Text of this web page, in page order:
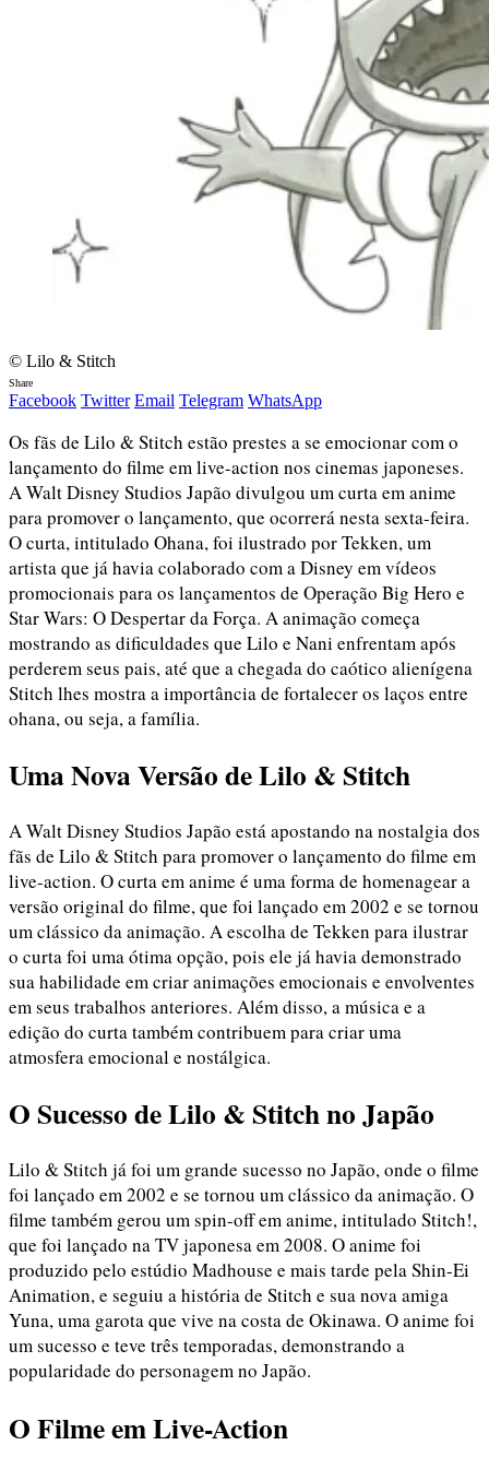
© Lilo & Stitch
Share
Facebook Twitter Email Telegram WhatsApp
Os fãs de Lilo & Stitch estão prestes a se emocionar com o
lançamento do filme em live-action nos cinemas japoneses.
A Walt Disney Studios Japão divulgou um curta em anime
para promover o lançamento, que ocorrerá nesta sexta-feira.
O curta, intitulado Ohana, foi ilustrado por Tekken, um
artista que já havia colaborado com a Disney em vídeos
promocionais para os lançamentos de Operação Big Hero e
Star Wars: O Despertar da Força. A animação começa
mostrando as dificuldades que Lilo e Nani enfrentam após
perderem seus pais, até que a chegada do caótico alienígena
Stitch lhes mostra a importância de fortalecer os laços entre
ohana, ou seja, a família.
Uma Nova Versão de Lilo & Stitch
A Walt Disney Studios Japão está apostando na nostalgia dos
fãs de Lilo & Stitch para promover o lançamento do filme em
live-action. O curta em anime é uma forma de homenagear a
versão original do filme, que foi lançado em 2002 e se tornou
um clássico da animação. A escolha de Tekken para ilustrar
o curta foi uma ótima opção, pois ele já havia demonstrado
sua habilidade em criar animações emocionais e envolventes
em seus trabalhos anteriores. Além disso, a música e a
edição do curta também contribuem para criar uma
atmosfera emocional e nostálgica.
O Sucesso de Lilo & Stitch no Japão
Lilo & Stitch já foi um grande sucesso no Japão, onde o filme
foi lançado em 2002 e se tornou um clássico da animação. O
filme também gerou um spin-off em anime, intitulado Stitch!,
que foi lançado na TV japonesa em 2008. O anime foi
produzido pelo estúdio Madhouse e mais tarde pela Shin-Ei
Animation, e seguiu a história de Stitch e sua nova amiga
Yuna, uma garota que vive na costa de Okinawa. O anime foi
um sucesso e teve três temporadas, demonstrando a
popularidade do personagem no Japão.
O Filme em Live-Action